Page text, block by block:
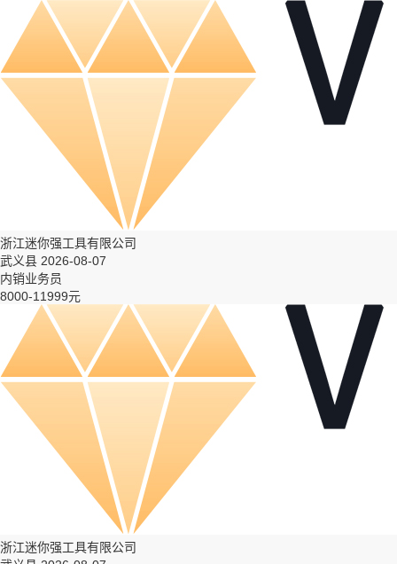
浙江迷你强工具有限公司
武义县 2026-08-07
内销业务员
8000-11999元
浙江迷你强工具有限公司